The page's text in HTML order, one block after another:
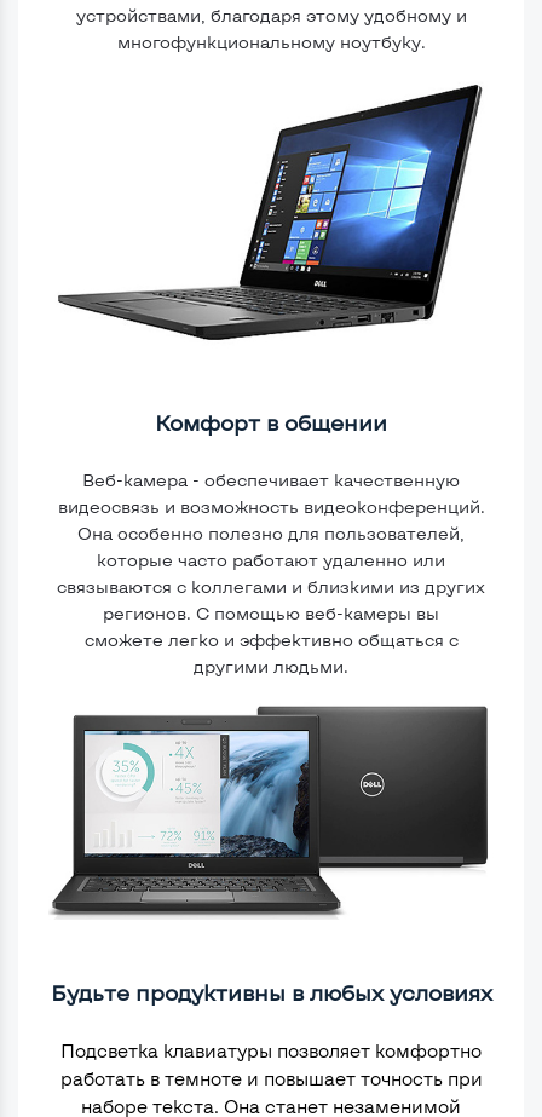
устройствами, благодаря этому удобному и
многофункциональному ноутбуку.
Комфорт в общении
Веб-камера - обеспечивает качественную
видеосвязь и возможность видеоконференций.
Она особенно полезно для пользователей,
которые часто работают удаленно или
связываются с коллегами и близкими из других
регионов. С помощью веб-камеры вы
сможете легко и эффективно общаться с
другими людьми.
Будьте продуктивны в любых условиях
Подсветка клавиатуры позволяет комфортно
работать в темноте и повышает точность при
наборе текста. Она станет незаменимой